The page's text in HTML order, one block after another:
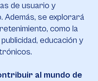
de usuario y
Además, se explorará
como la
educación y
al mundo de